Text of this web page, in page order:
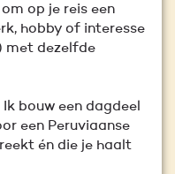
op je reis een
hobby of interesse
met dezelfde
bouw een dagdeel
een Peruviaanse
én die je haalt